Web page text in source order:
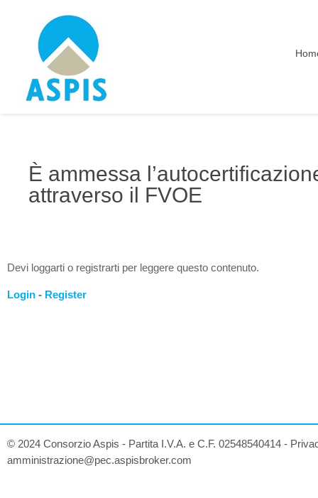
È ammessa
attraverso il FVOE
Devi loggarti o registrarti per leggere questo contenuto.
Login - Register
© 2024 Consorzio Aspis - Partita I.V.A. e C.F. 02548540414 -
amministrazione@pec.aspisbroker.com